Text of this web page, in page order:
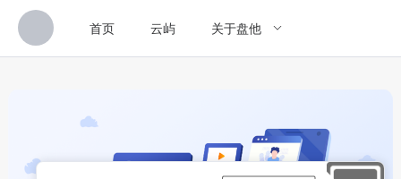
首页 云屿 关于盘他